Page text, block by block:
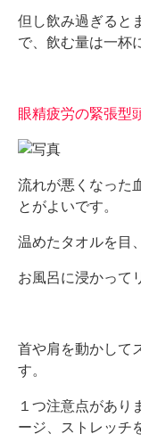
但し飲み過ぎると
で、飲む量は一杯
眼精疲労の緊張型
流れが悪くなった
とがよいです。
温めたタオルを目
お風呂に浸かって
首や肩を動かして
す。
１つ注意点があり
ージ、ストレッチ